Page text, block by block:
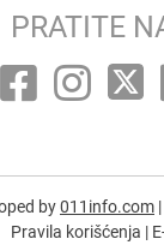
PRATITE
by011info.com |
Pravila korišćenja |